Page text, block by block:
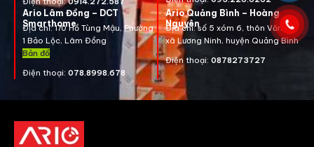
Ario Lâm Đồng – DCT
Smarthome
Địa chỉ: 170 Hồ Tùng Mậu, Phường
1 Bảo Lộc, Lâm Đồng
Bản đồ
Điện thoại: 078.8998.678
Ario Quảng Bình – Hoàng
Nguyên
Địa chỉ: số 5 xóm 6, thôn Văn La,
xã Lương Ninh, huyện Quảng Bình
Điện thoại: 0878273727